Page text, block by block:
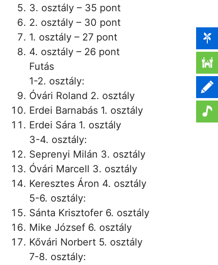
3. osztály – 35 pont
2. osztály – 30 pont
1. osztály – 27 pont
4. osztály – 26 pont
Futás
1-2. osztály:
Óvári Roland 2. osztály
Erdei Barnabás 1. osztály
Erdei Sára 1. osztály
3-4. osztály:
Seprenyi Milán 3. osztály
Óvári Marcell 3. osztály
Keresztes Áron 4. osztály
5-6. osztály:
Sánta Krisztofer 6. osztály
Mike József 6. osztály
Kővári Norbert 5. osztály
7-8. osztály: